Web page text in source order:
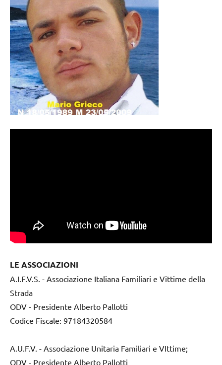
LE ASSOCIAZIONI
A.I.F.V.S. - Associazione Italiana Familiari e Vittime della
Strada
ODV - Presidente Alberto Pallotti
Codice Fiscale: 97184320584
A.U.F.V. - Associazione Unitaria Familiari e VIttime;
ODV - Presidente Alberto Pallotti